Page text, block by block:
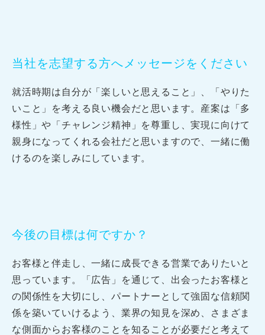
当社を志望する方へメッセージをください
就活時期は自分が「楽しいと思えること」、「やりた
いこと」を考える 良い機会だと思います。 産案は「多
様性」や「チャレンジ精神」を尊重し、実現に向けて
親身になってくれる会社だと思いますので、一緒に働
けるのを楽しみにしています。
今後の目標は何ですか？
お客様と伴走し、一緒に成長できる営業でありたいと
思っています。
「広告」を通じて、出会ったお客様と
の関係性を大切にし、 パートナーとして強固な信頼関
係を築いていけるよう、業界の知見を深め、
さまざま
な側面からお客様のことを知ることが必要だと考えて